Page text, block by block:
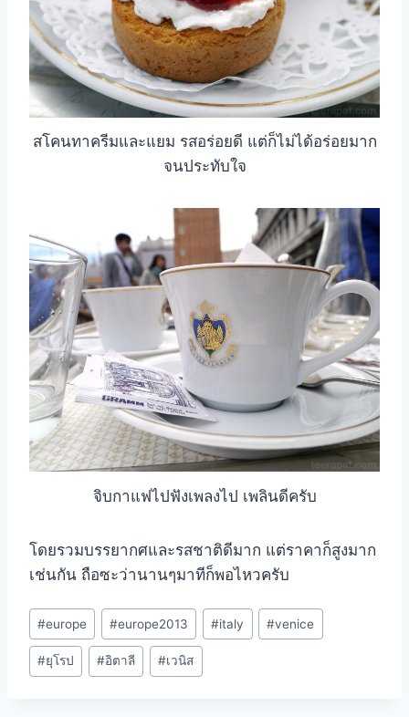
สโคนทาครีมและแยม รสอร่อยดี แต่ก็ไม่ได้อร่อยมาก
จนประทับใจ
จิบกาแฟไปฟังเพลงไป เพลินดีครับ
โดยรวมบรรยากศและรสชาติดีมาก แต่ราคาก็สูงมาก
เช่นกัน ถือซะว่านานๆมาทีก็พอไหวครับ
Post
Tags:
#europe #europe2013 #italy #venice
#ยุโรป #อิตาลี #เวนิส